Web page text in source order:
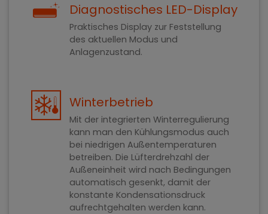
Diagnostisches LED-Display
Praktisches Display zur Feststellung
des aktuellen Modus und
Anlagenzustand.
Winterbetrieb
Mit der integrierten Winterregulierung
kann man den Kühlungsmodus auch
bei niedrigen Außentemperaturen
betreiben. Die Lüfterdrehzahl der
Außeneinheit wird nach Bedingungen
automatisch gesenkt, damit der
konstante Kondensationsdruck
aufrechtgehalten werden kann.